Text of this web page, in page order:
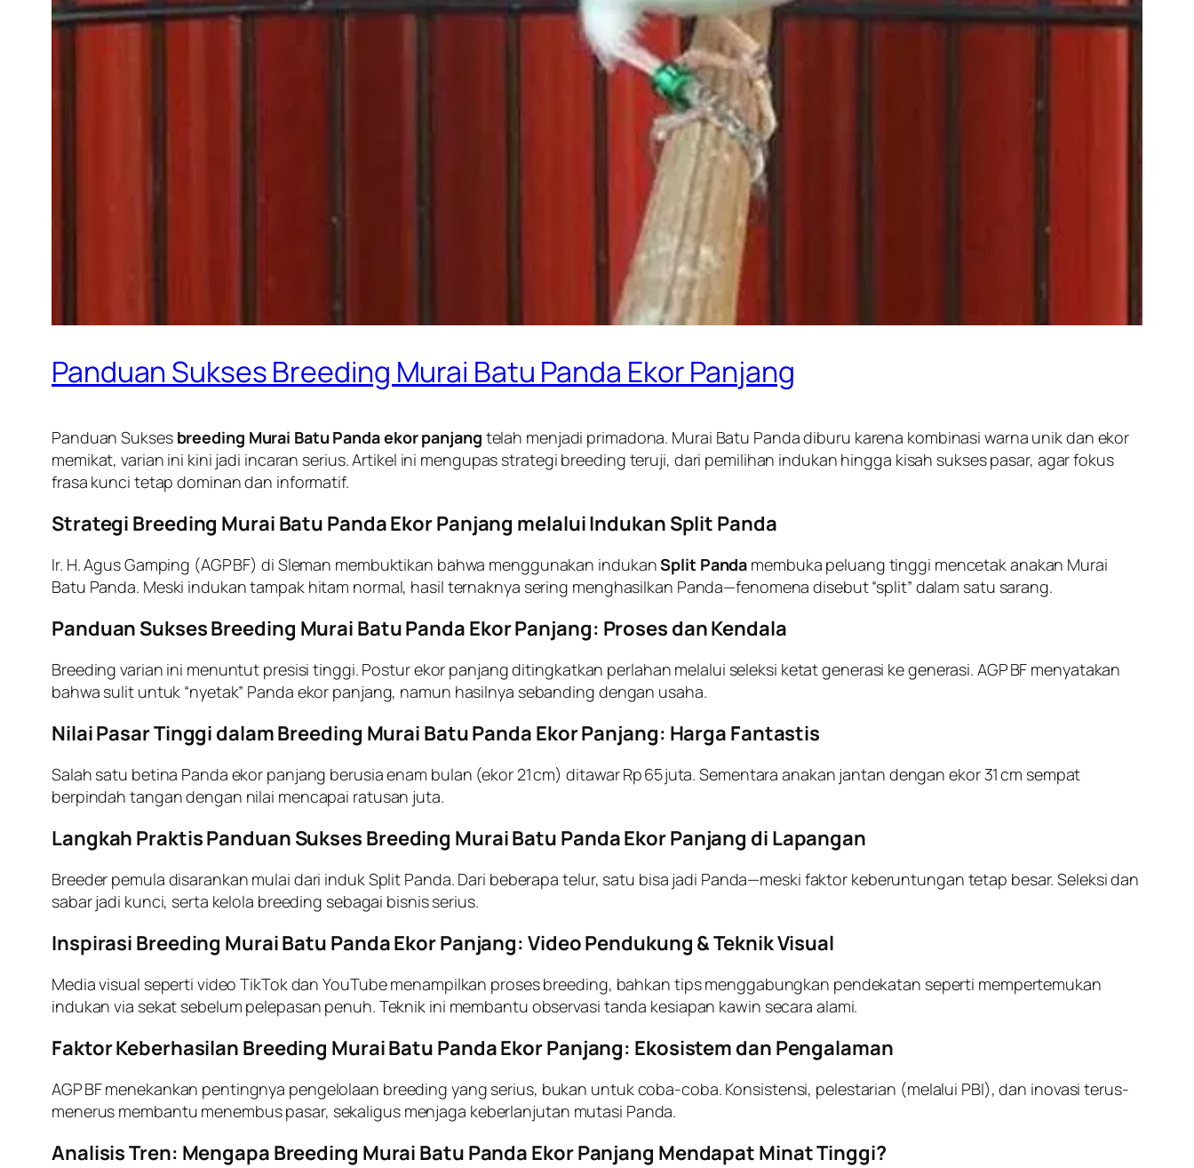
Panduan Sukses Breeding Murai Batu Panda Ekor Panjang
Panduan Sukses breeding Murai Batu Panda ekor panjang telah menjadi primadona. Murai Batu Panda diburu karena kombinasi warna unik dan ekor
memikat, varian ini kini jadi incaran serius. Artikel ini mengupas strategi breeding teruji, dari pemilihan indukan hingga kisah sukses pasar, agar fokus
frasa kunci tetap dominan dan informatif.
Strategi Breeding Murai Batu Panda Ekor Panjang melalui Indukan Split Panda
Ir. H. Agus Gamping (AGP BF) di Sleman membuktikan bahwa menggunakan indukanSplit Panda membuka peluang tinggi mencetak anakan Murai
Batu Panda. Meski indukan tampak hitam normal, hasil ternaknya sering menghasilkan Panda—fenomena disebut “split” dalam satu sarang.
Panduan Sukses Breeding Murai Batu Panda Ekor Panjang: Proses dan Kendala
Breeding varian ini menuntut presisi tinggi. Postur ekor panjang ditingkatkan perlahan melalui seleksi ketat generasi ke generasi. AGP BF menyatakan
bahwa sulit untuk “nyetak” Panda ekor panjang, namun hasilnya sebanding dengan usaha.
Nilai Pasar Tinggi dalam Breeding Murai Batu Panda Ekor Panjang: Harga Fantastis
Salah satu betina Panda ekor panjang berusia enam bulan (ekor 21 cm) ditawar Rp 65 juta. Sementara anakan jantan dengan ekor 31 cm sempat
berpindah tangan dengan nilai mencapai ratusan juta.
Langkah Praktis Panduan Sukses Breeding Murai Batu Panda Ekor Panjang di Lapangan
Breeder pemula disarankan mulai dari induk Split Panda. Dari beberapa telur, satu bisa jadi Panda—meski faktor keberuntungan tetap besar. Seleksi dan
sabar jadi kunci, serta kelola breeding sebagai bisnis serius.
Inspirasi Breeding Murai Batu Panda Ekor Panjang: Video Pendukung & Teknik Visual
Media visual seperti video TikTok dan YouTube menampilkan proses breeding, bahkan tips menggabungkan pendekatan seperti mempertemukan
indukan via sekat sebelum pelepasan penuh. Teknik ini membantu observasi tanda kesiapan kawin secara alami.
Faktor Keberhasilan Breeding Murai Batu Panda Ekor Panjang: Ekosistem dan Pengalaman
AGP BF menekankan pentingnya pengelolaan breeding yang serius, bukan untuk coba-coba. Konsistensi, pelestarian (melalui PBI), dan inovasi terus-
menerus membantu menembus pasar, sekaligus menjaga keberlanjutan mutasi Panda.
Analisis Tren: Mengapa Breeding Murai Batu Panda Ekor Panjang Mendapat Minat Tinggi?